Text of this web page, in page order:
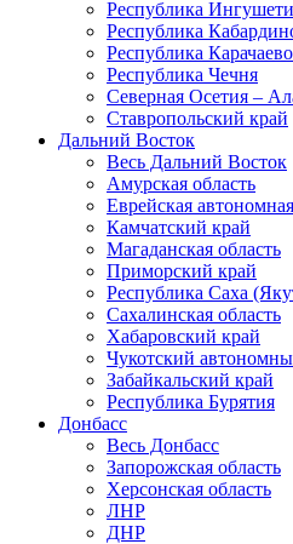
Республика
Республика
Республика
Республика Чечня
Северная Осетия –
Ставропольский край
Дальний Восток
Весь Дальний Восток
Амурская область
Еврейская
Камчатский край
Магаданская область
Приморский край
Республика Саха
Сахалинская область
Хабаровский край
Чукотский
Забайкальский край
Республика Бурятия
Донбасс
Весь Донбасс
Запорожская область
Херсонская область
ЛНР
ДНР